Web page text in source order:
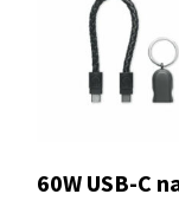
60W USB-C